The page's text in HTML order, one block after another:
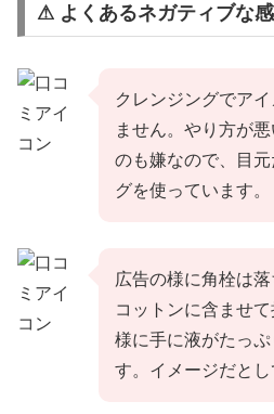
⚠ よくあるネガティブな
クレンジングでア
ません。やり方が
のも嫌なので、目
グを使っています。
広告の様に角栓は
コットンに含ませ
様に手に液がたっ
す。イメージだとし